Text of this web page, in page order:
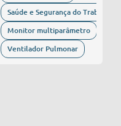
Saúde e Segurança do Trabalho
Monitor multiparâmetro
Ventilador Pulmonar